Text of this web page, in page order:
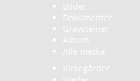
Bilder
Dokumenter
Gravsteiner
Album
Alle media
Kirkegårder